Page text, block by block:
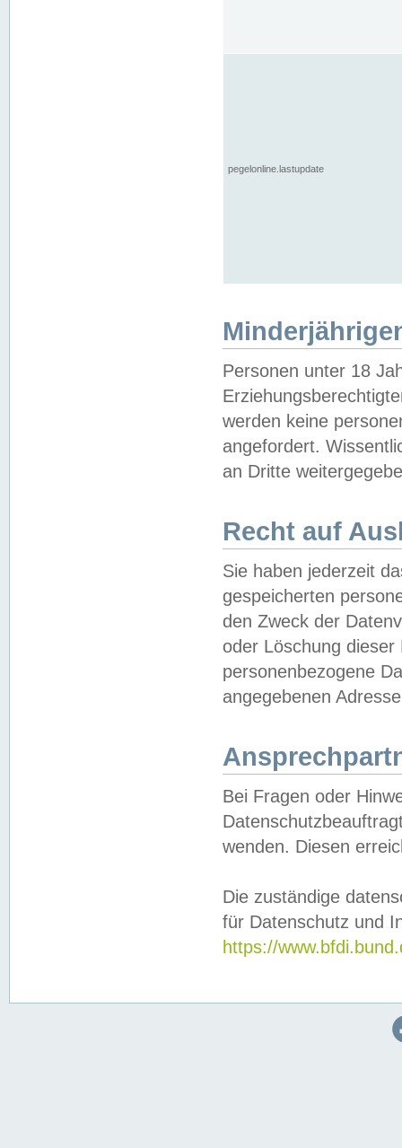
pegelonline.lastupdate
Personen unter 18
werden keine
angefordert.
an Dritte
Recht auf
Sie haben jederzeit
gespeicherten
den Zweck der
oder Löschung
personenbezogene
angegebenen
Bei Fragen oder
wenden. Diesen
Die zuständige
für Datenschutz und
https://